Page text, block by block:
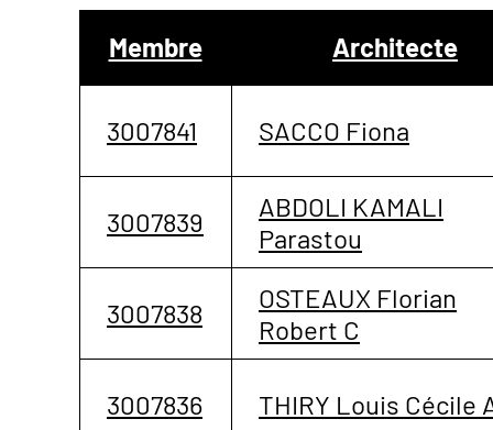
Membre Architecte
3007841 SACCO Fiona
3007839
ABDOLI KAMALI
Parastou
3007838
OSTEAUX Florian
Robert C
3007836 THIRY Louis Cécile